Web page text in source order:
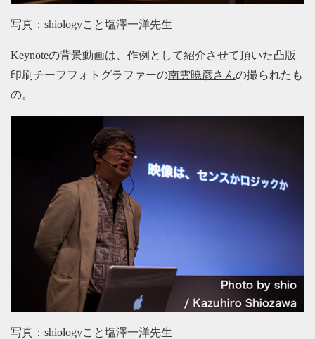
写真：shiologyこと塩澤一洋先生
Keynoteの背景動画は、作例として紹介させて頂いた凸版
印刷チーフフォトグラファーの南雲暁彦さんの撮られたも
の。
写真：shiologyこと塩澤一洋先生